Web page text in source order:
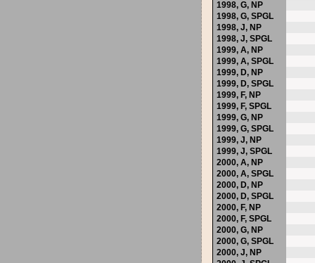
1998,G, NP
1998,G,SPGL
1998,J, NP
1998,J,SPGL
1999,A, NP
1999,A,SPGL
1999, D, NP
1999, D,SPGL
1999, F, NP
1999, F,SPGL
1999,G, NP
1999,G,SPGL
1999,J, NP
1999,J,SPGL
2000,A, NP
2000,A,SPGL
2000, D, NP
2000, D,SPGL
2000, F, NP
2000, F,SPGL
2000,G, NP
2000,G,SPGL
2000,J, NP